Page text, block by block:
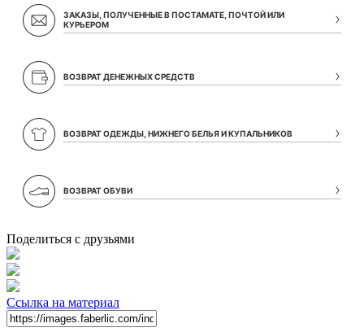
ЗАКАЗЫ, ПОЛУЧЕННЫЕ В ПОСТАМАТЕ, ПОЧТОЙ ИЛИ
КУРЬЕРОМ
ВОЗВРАТ ДЕНЕЖНЫХ СРЕДСТВ
ВОЗВРАТ ОДЕЖДЫ, НИЖНЕГО БЕЛЬЯ И КУПАЛЬНИКОВ
ВОЗВРАТ ОБУВИ
Поделиться с друзьями
Ссылка на материал